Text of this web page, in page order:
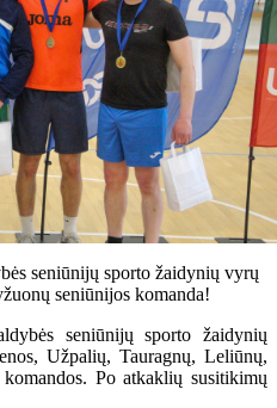
seniūnijų sporto žaidynių vyrų
seniūnijos komanda!
seniūnijų sporto žaidynių
Užpalių, Tauragnų, Leliūnų,
Po atkaklių susitikimų